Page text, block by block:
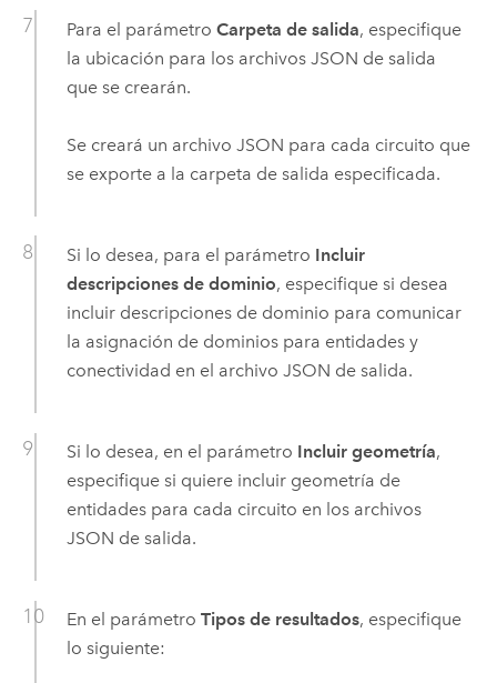
Para el parámetro Carpeta de salida, especifique
la ubicación para los archivos JSON de salida
que se crearán.
Se creará un archivo JSON para cada circuito que
se exporte a la carpeta de salida especificada.
Si lo desea, para el parámetro Incluir
descripciones de dominio, especifique si desea
incluir descripciones de dominio para comunicar
la asignación de dominios para entidades y
conectividad en el archivo JSON de salida.
Si lo desea, en el parámetro Incluir geometría,
especifique si quiere incluir geometría de
entidades para cada circuito en los archivos
JSON de salida.
En el parámetro Tipos de resultados, especifique
lo siguiente: